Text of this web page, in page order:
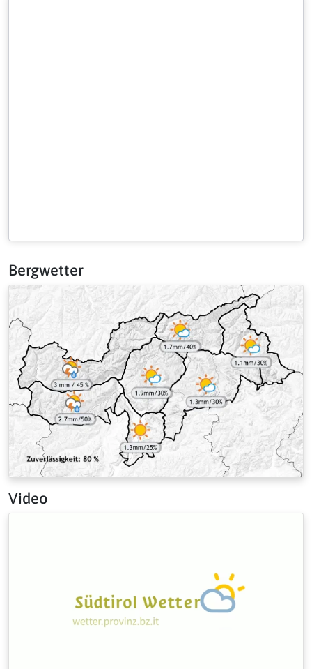
Bergwetter
Video